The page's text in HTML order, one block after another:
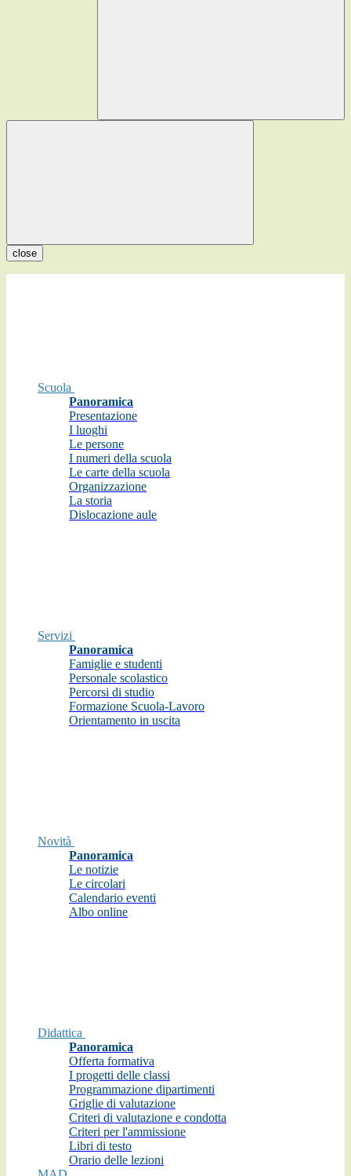
close
Scuola
Panoramica
Presentazione
I luoghi
Le persone
I numeri della scuola
Le carte della scuola
Organizzazione
La storia
Dislocazione aule
Servizi
Panoramica
Famiglie e studenti
Personale scolastico
Percorsi di studio
Formazione Scuola-Lavoro
Orientamento in uscita
Novità
Panoramica
Le notizie
Le circolari
Calendario eventi
Albo online
Didattica
Panoramica
Offerta formativa
I progetti delle classi
Programmazione dipartimenti
Griglie di valutazione
Criteri di valutazione e condotta
Criteri per l'ammissione
Libri di testo
Orario delle lezioni